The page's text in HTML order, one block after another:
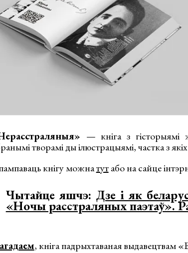
— кніга з гісторыямі
творамі ды ілюстрацыямі, частка з
кнігу можнатутабо на сайце
Чытайце яшчэ: Дзе і як
«Ночы расстраляных паэтаў».
, кніга падрыхтаваная выдавецтвам